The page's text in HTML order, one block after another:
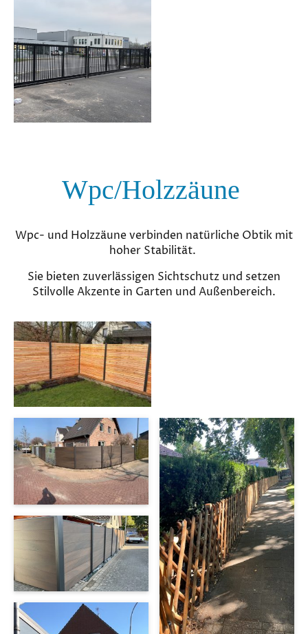
Wpc/Holzzäune
Wpc- und Holzzäune verbinden natürliche Obtik mit
hoher Stabilität.
Sie bieten zuverlässigen Sichtschutz und setzen
Stilvolle Akzente in Garten und Außenbereich.